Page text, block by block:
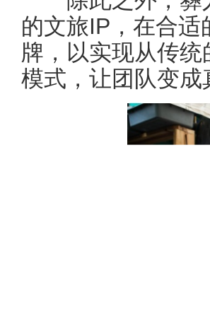
的文旅IP，在合
牌，以实现从传
模式，让团队变